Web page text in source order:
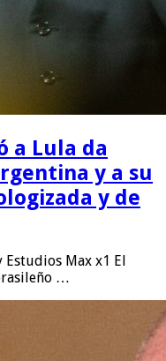
a Lula da
y a su
y de
Estudios Max x1 El
…